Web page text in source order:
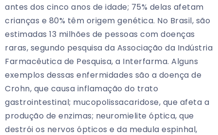
antes dos cinco anos de idade; 75% delas afetam
crianças e 80% têm origem genética. No Brasil, são
estimadas 13 milhões de pessoas com doenças
raras, segundo pesquisa da Associação da Indústria
Farmacêutica de Pesquisa, a Interfarma. Alguns
exemplos dessas enfermidades são a doença de
Crohn, que causa inflamação do trato
gastrointestinal; mucopolissacaridose, que afeta a
produção de enzimas; neuromielite óptica, que
destrói os nervos ópticos e da medula espinhal,